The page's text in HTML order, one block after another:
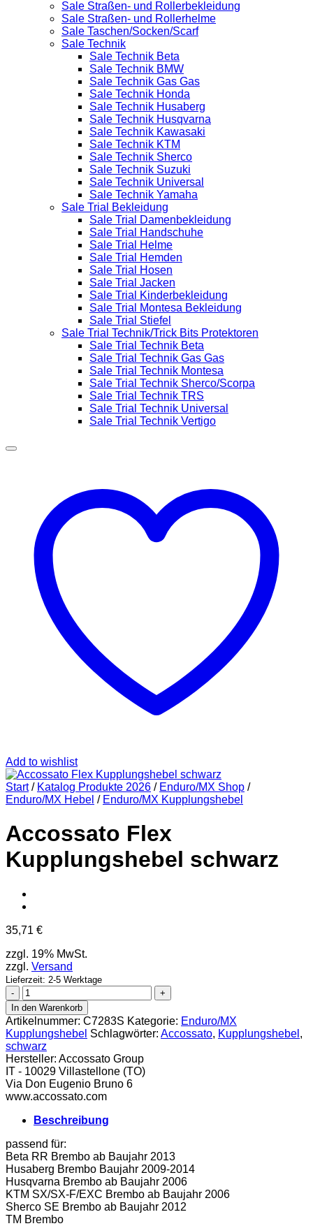
Sale Straßen- und Rollerbekleidung
Sale Straßen- und Rollerhelme
Sale Taschen/Socken/Scarf
Sale Technik
Sale Technik Beta
Sale Technik BMW
Sale Technik Gas Gas
Sale Technik Honda
Sale Technik Husaberg
Sale Technik Husqvarna
Sale Technik Kawasaki
Sale Technik KTM
Sale Technik Sherco
Sale Technik Suzuki
Sale Technik Universal
Sale Technik Yamaha
Sale Trial Bekleidung
Sale Trial Damenbekleidung
Sale Trial Handschuhe
Sale Trial Helme
Sale Trial Hemden
Sale Trial Hosen
Sale Trial Jacken
Sale Trial Kinderbekleidung
Sale Trial Montesa Bekleidung
Sale Trial Stiefel
Sale Trial Technik/Trick Bits Protektoren
Sale Trial Technik Beta
Sale Trial Technik Gas Gas
Sale Trial Technik Montesa
Sale Trial Technik Sherco/Scorpa
Sale Trial Technik TRS
Sale Trial Technik Universal
Sale Trial Technik Vertigo
Add to wishlist
Start / Katalog Produkte 2026 / Enduro/MX Shop /
Enduro/MX Hebel / Enduro/MX Kupplungshebel
Accossato Flex
Kupplungshebel schwarz
35,71 €
zzgl. 19% MwSt.
zzgl. Versand
Lieferzeit: 2-5 Werktage
Accossato
Flex
Kupplungshebel
schwarz
Menge
In den Warenkorb
Artikelnummer: C7283S Kategorie: Enduro/MX
Kupplungshebel Schlagwörter: Accossato, Kupplungshebel ,
schwarz
Hersteller: Accossato Group
IT - 10029 Villastellone (TO)
Via Don Eugenio Bruno 6
www.accossato.com
Beschreibung
passend für:
Beta RR Brembo ab Baujahr 2013
Husaberg Brembo Baujahr 2009-2014
Husqvarna Brembo ab Baujahr 2006
KTM SX/SX-F/EXC Brembo ab Baujahr 2006
Sherco SE Brembo ab Baujahr 2012
TM Brembo